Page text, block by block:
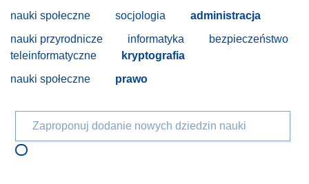
nauki społeczne socjologia
administracja
nauki przyrodnicze
informatyka
bezpieczeństwo
teleinformatyczne
kryptografia
nauki społeczne
prawo
Zaproponuj dodanie nowych dziedzin nauki